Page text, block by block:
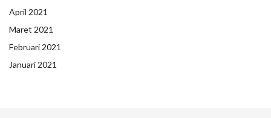
April 2021
Maret 2021
Februari 2021
Januari 2021